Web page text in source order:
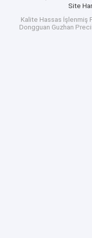
Site
Kalite Hassas İşlenmiş
Dongguan Guzhan